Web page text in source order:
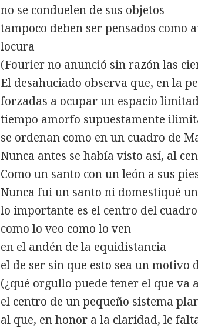
no se conduelen de sus objetos
tampoco deben ser pensados como
locura
(Fourier no anunció sin razón las
El desahuciado observa que, en la
forzadas a ocupar un espacio
tiempo amorfo supuestamente
se ordenan como en un cuadro de
Nunca antes se había visto así, al
Como un santo con un león a sus
Nunca fui un santo ni domestiqué
lo importante es el centro del cuadro
como lo veo como lo ven
en el andén de la equidistancia
el de ser sin que esto sea un motivo
(¿qué orgullo puede tener el que va
el centro de un pequeño sistema
al que, en honor a la claridad, le